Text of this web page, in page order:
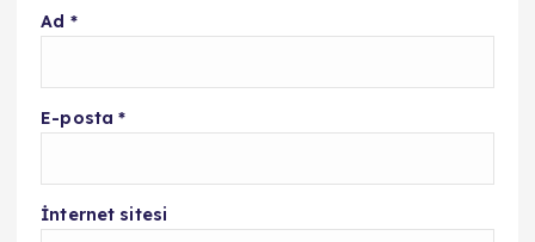
Ad *
E-posta*
İnternet sitesi